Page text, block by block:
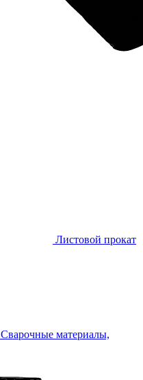
Листовой прокат
Сварочные материалы,